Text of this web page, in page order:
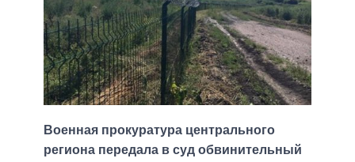
Военная прокуратура центрального
региона передала в суд обвинительный